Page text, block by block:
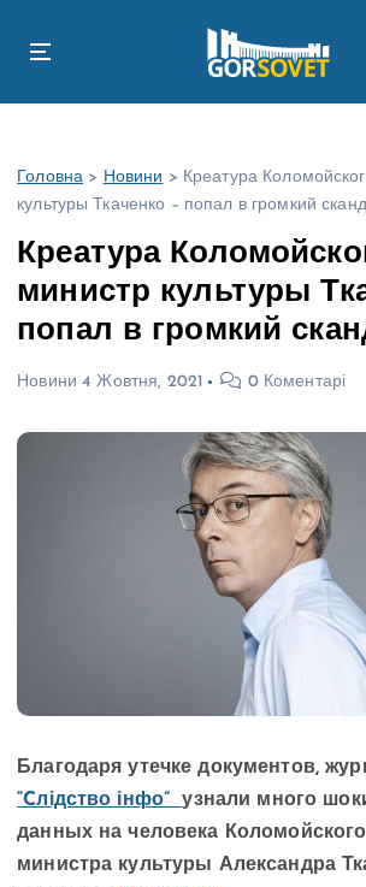
Головна > Новини > Креатура
культуры Ткаченко – попал в громкий
Креатура
министр культуры
попал в громкий
Новини 4 Жовтня, 2021 0 Коментарі
Благодаря утечке документов,
“Cлідство інфо”узнали много
данных на человека
министра культуры Александра